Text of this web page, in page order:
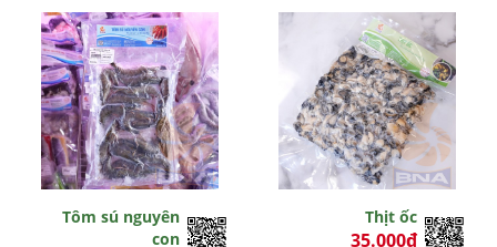
Tôm sú nguyên
con
Thịt ốc
35.000đ